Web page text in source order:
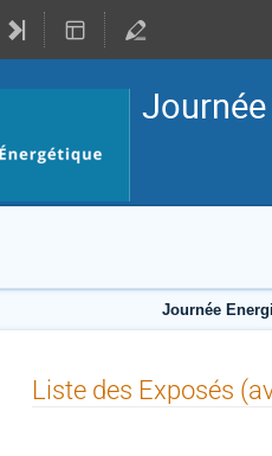
Journée
Liste des Exposés